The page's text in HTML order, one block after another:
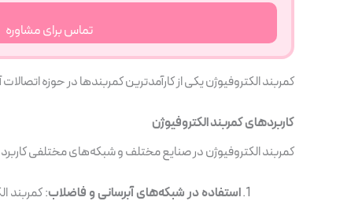
تماس برای مشاوره
کمربند الکتروفیوژن یکی از کارآمدترین کمربندها در حوزه
کاربردهای کمربند الکتروفیوژن
کمربند الکتروفیوژن در صنایع مختلف و شبکه‌های مختلفی کاربرد
استفاده در شبکه‌های آبرسانی و فاضلاب: کمربند